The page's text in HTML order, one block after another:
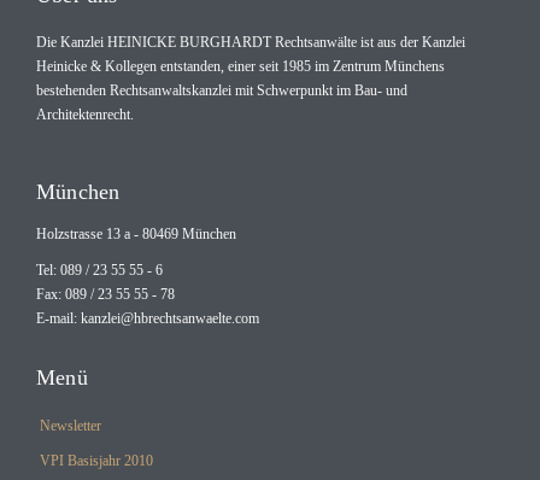
Die Kanzlei HEINICKE BURGHARDT Rechtsanwälte ist aus der Kanzlei
Heinicke & Kollegen entstanden, einer seit 1985 im Zentrum Münchens
bestehenden Rechtsanwaltskanzlei mit Schwerpunkt im Bau- und
Architektenrecht.
München
Holzstrasse 13 a - 80469 München
Tel: 089 / 23 55 55 - 6
Fax: 089 / 23 55 55 - 78
E-mail: kanzlei@hbrechtsanwaelte.com
Menü
Newsletter
VPI Basisjahr 2010